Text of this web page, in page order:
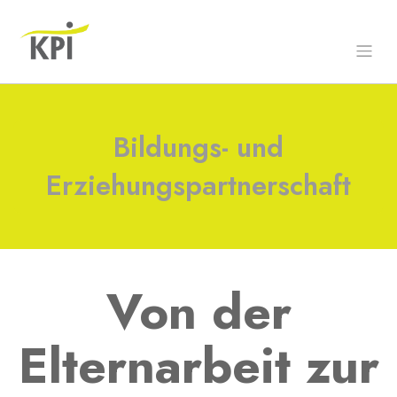
Bildungs- und
Erziehungspartnerschaft
Von der
Elternarbeit zur